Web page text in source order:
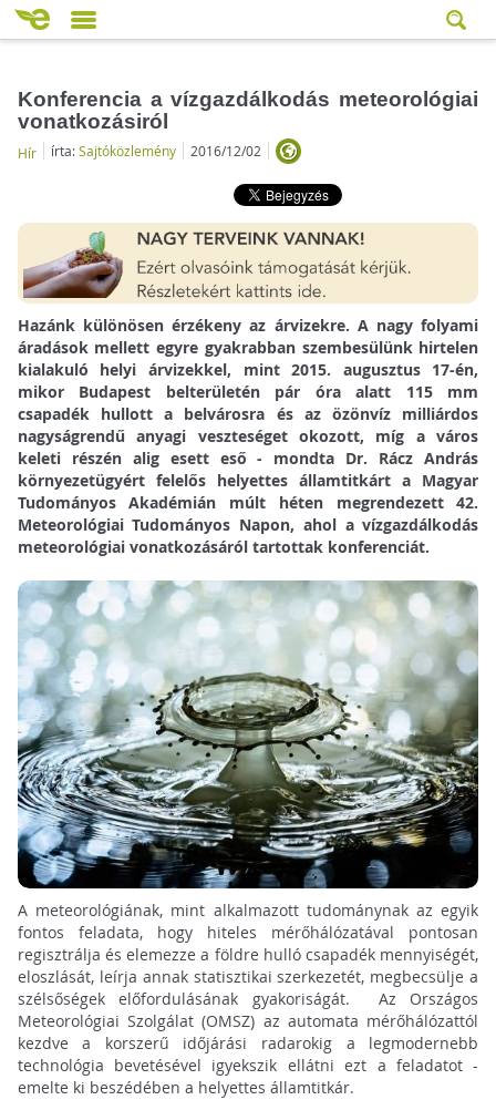
Konferencia a vízgazdálkodás meteorológiai
vonatkozásiról
Hír írta:Sajtóközlemény 2016/12/02
Hazánk különösen érzékeny az árvizekre. A nagy folyami
áradások mellett egyre gyakrabban szembesülünk hirtelen
kialakuló helyi árvizekkel, mint 2015. augusztus 17-én,
mikor Budapest belterületén pár óra alatt 115 mm
csapadék hullott a belvárosra és az özönvíz milliárdos
nagyságrendű anyagi veszteséget okozott, míg a város
keleti részén alig esett eső - mondta Dr. Rácz András
környezetügyért felelős helyettes államtitkárt a Magyar
Tudományos Akadémián múlt héten megrendezett 42.
Meteorológiai Tudományos Napon, ahol a vízgazdálkodás
meteorológiai vonatkozásáról tartottak konferenciát.
A meteorológiának, mint alkalmazott tudománynak az egyik
fontos feladata, hogy hiteles mérőhálózatával pontosan
regisztrálja és elemezze a földre hulló csapadék mennyiségét,
eloszlását, leírja annak statisztikai szerkezetét, megbecsülje a
szélsőségek előfordulásának gyakoriságát. Az Országos
Meteorológiai Szolgálat (OMSZ) az automata mérőhálózattól
kezdve a korszerű időjárási radarokig a legmodernebb
technológia bevetésével igyekszik ellátni ezt a feladatot -
emelte ki beszédében a helyettes államtitkár.